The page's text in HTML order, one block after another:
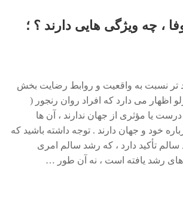
، چه ویژگی هایی دارند ؟ ؛
تر نسبت به واقعیت و روابط رضایت بخش
اظهار می دارد که افراد روان رنجور (
درست یا مؤثری از جهان ندارند ، آن ها
خود و جهان دارند . توجه داشته باشید که
سالم تأکید دارد ، که رشد سالم امری
رشد یافته است ، نه آن طور …